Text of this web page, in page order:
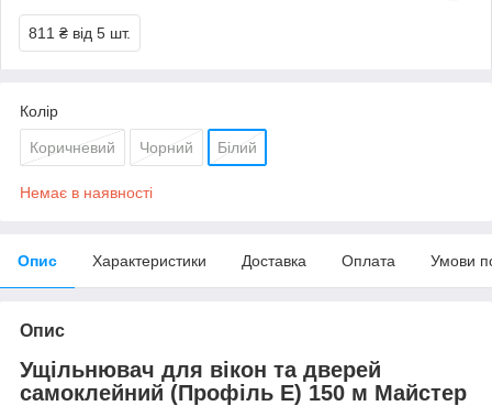
811 ₴ від 5 шт.
Колір
Коричневий Чорний Білий
Немає в наявності
Опис Характеристики Доставка Оплата Умови
Опис
Ущільнювач для вікон та дверей
самоклейний (Профіль Е) 150 м Майстер